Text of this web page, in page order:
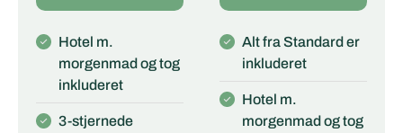
Hotel m.
morgenmad og tog
inkluderet
3-stjernede
Alt fra Standard er
inkluderet
Hotel m.
morgenmad og tog